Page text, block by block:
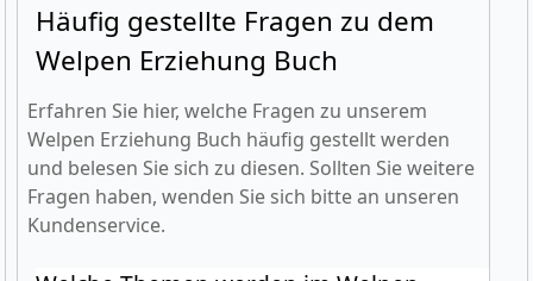
Häufig gestellte Fragen zu dem
Welpen Erziehung Buch
Erfahren Sie hier, welche Fragen zu unserem
Welpen Erziehung Buch häufig gestellt werden
und belesen Sie sich zu diesen. Sollten Sie weitere
Fragen haben, wenden Sie sich bitte an unseren
Kundenservice.